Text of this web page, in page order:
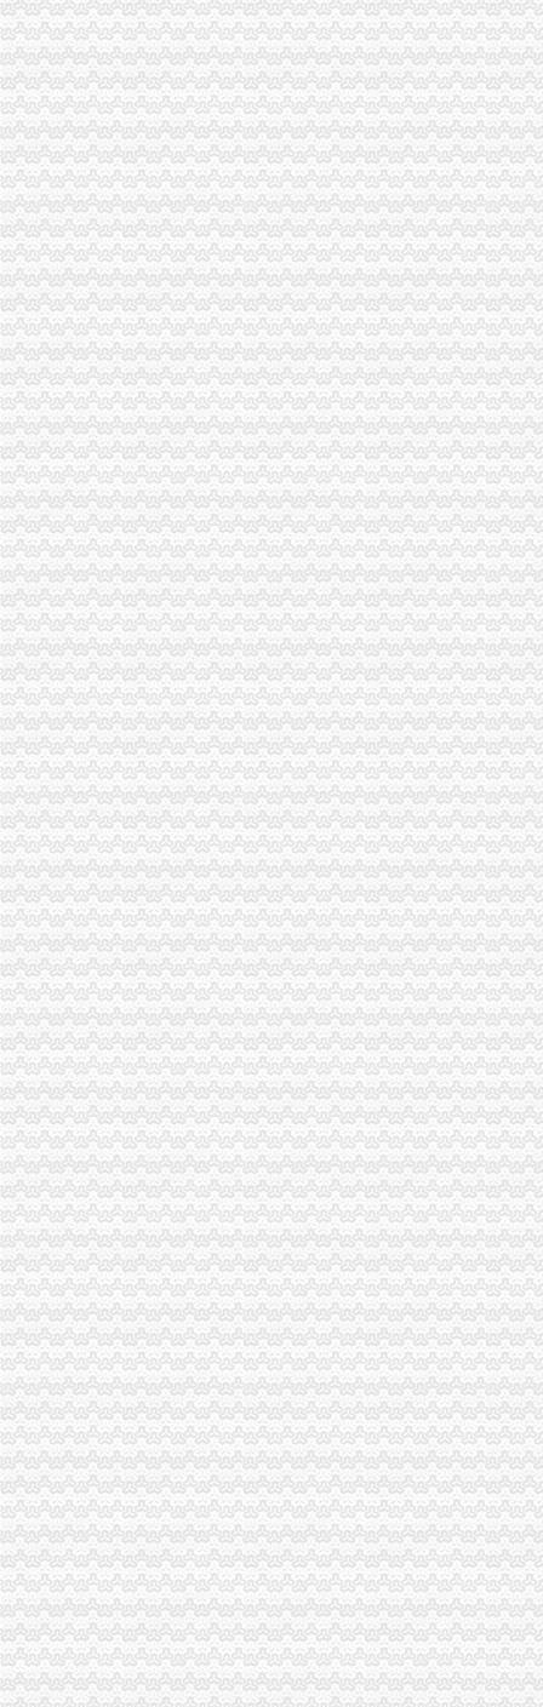
市分公司营业执照注销局陈文渝副局长到开县局检查指导工作
市重庆注销分公司工商局全面推广广告监管信息化建设试点成果
九龙坡区工商分局代理注销分公司四项措施确保花博会顺利开幕
忠县工商局开展“两节”分公司营业执照注销期间食品市场大检查
大足县工商局采取八大举措维护“十.一”重庆注销分公司金周旅游市场秩序
市分公司营业执照注销工商局副局长陈文渝到城口调研
江津工商局三到位加农村月饼市重庆分公司注销场监管
九龙坡区工商分局重庆注销税务开展整顿和规范房地产交易秩序专项整
黔江区工商分局三项措施化品市代办注销分公司场安全监管
綦江县工商局代理注销分公司着力解决民营经济发展中瓶颈问题
市重庆分公司注销工商局陈文渝副局长到梁平县工商局检查指导工作
潼南县工商局规划年底全面实现“光收费”重庆注销税务
工商动态
全市代理注销分公司区县局信用信息化岗位大练抽考和竞赛正式开考
高新区局围绕“三项重点工作、两项突破工作”代办注销分公司谋划2007年工作
国家工商总局市重庆注销税务场司领导到观音桥农贸市场视察工作
万州局重庆分公司注销全力服务地方经济
北碚局代理注销分公司缙云工商所五项措施推进工商所12315分类监管平台应用
永川局重庆分公司注销扎实开展2007红盾护农行动
永川区出台实施品牌战略措施
沙坪坝局分公司营业执照注销四项措施化队伍建设
垫江局重庆分公司注销采取一次告知措施提高年检效率
丰都局代办注销分公司加大培训力度着力提高队伍素质
市局被“两厅”重庆注销税务分别评为2006年度督查工作先进单位和先进集体
高新园局代理注销分公司内外结合落实流动人口计划生育管理工作
巴南局“三个加”代办注销分公司大力实施消费安全放心工程
市重庆注销分公司局高印平副巡视员到渝北局检查指导工作
酉局重庆分公司注销从五个方面开展送温暖活动
江北局三项措施达全市重庆注销分公司工商工作会议精
全市重庆注销分公司工商行政管理工作会议隆重召开
中介处迅速学习达部署落实全市重庆分公司注销工商工作会议精
巴南局着力造“三部”重庆注销分公司化办公室工作
万州局实施“三抓”重庆分公司注销创新消费维权方式
潼南工商局代办注销分公司制发干部岗位交流实施意见
市重庆注销分公司工商局刘伍伦副巡视员到永川局调研
云局分公司营业执照注销五制并举保晚秋农资放心使用
南川局“四到位”代办注销分公司扎实做好旱救灾工作
巫山局重庆注销分公司四项措施积投入灾自救
永川局分公司营业执照注销立足工商职能积投身旱工作
大足局加大监管力度确保市分公司营业执照注销场秩序
渝北局四项措施确保旱救灾工作的代办注销分公司全面胜利
永川工商局重庆分公司注销三措并举着力规范和发展中介机构
市重庆注销税务工商局与17家部门和单位联合开展诚信兴商宣咨询活动
江津工商局“四化”重庆分公司注销狠抓政务督查
梁平县工商局构建服务发展“七平台”重庆分公司注销
开县工商局代理注销分公司四项措施严格规费减免
巴南区工商分局四个“第一”重庆注销分公司力促农村经纪人发展
大渡口区工商局四措并举推进“诚信工程”重庆注销税务
南岸局认真践行杨宽德精力争在转型工作中实现“三个突破”代理注销分公司
江北局重庆注销分公司成功开展岗位大练竞赛活动
綦江局“四个必须”分公司营业执照注销化食品经营户监管
我市重庆注销分公司企业信用体系建设进展顺利
大足局分公司营业执照注销创新监管方式促进农村个体营经济快速发展
巫山局代办注销分公司三个方面促进食品经营者自律
奉节局以申请保护“奉节脐橙”地名标志商标的分公司营业执照注销实际行动助
荣昌局重庆分公司注销编制2007年部门预算坚持五项原则
璧山局重庆注销分公司四个化竭力构建和谐工商队伍
万州局分公司营业执照注销出台重点保护和服务驰名商标暂行办法
九龙坡局采取积措施确保生猪市重庆注销税务场稳定发展
奉节局分公司营业执照注销积为新学期校园创造安全消费环境
垫江局重庆分公司注销创新效能考核模式促进工作开展
高印平副巡视员到大足调研“光收费”代理注销分公司和非税收入改革工作
江北工商局召开“两节”重庆注销分公司食品安全暨月饼市场工作会议
重庆市代理注销分公司企业信用体系建设工作协调小组成员单位会议在市工商
刘伍伦副巡视员到合川工商局重庆分公司注销看望问一线干部职工
黔江区工商分局映美容美发行业存在“四大”重庆注销税务问题
梁平县工商局“三大工程”代办注销分公司加队伍建设